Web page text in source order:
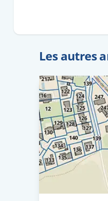
Les autres